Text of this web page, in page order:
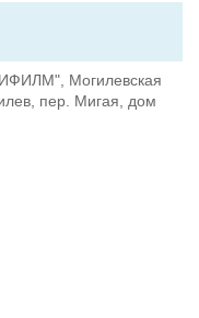
Могилевская
пер. Мигая, дом